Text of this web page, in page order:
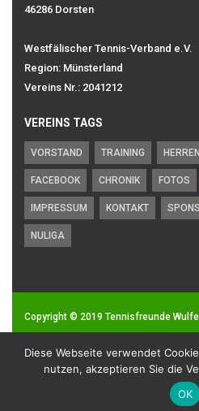
46286 Dorsten
Westfälischer Tennis-Verband e.V.
Region: Münsterland
Vereins Nr.: 2041212
VEREINS TAGS
VORSTAND TRAINING
FACEBOOK CHRONIK FOTOS
IMPRESSUM KONTAKT
NULIGA
Copyright © 2019 Tennisfreunde
Impressum| Datenschutz
Diese Webseite verwendet
nutzen, akzeptieren Sie die
OK